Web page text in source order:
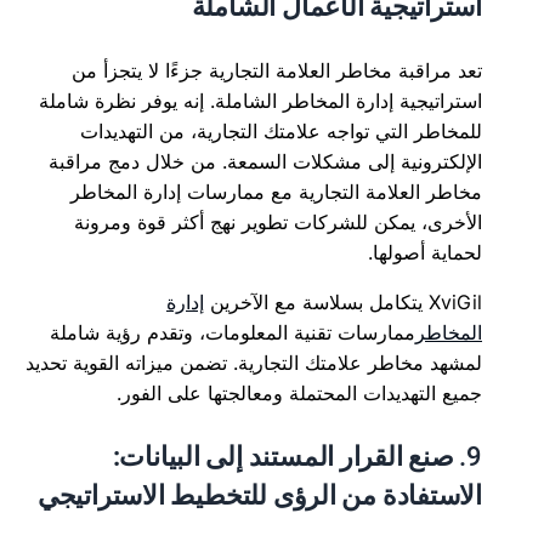
استراتيجية الأعمال الشاملة
تعد مراقبة مخاطر العلامة التجارية جزءًا لا يتجزأ من
استراتيجية إدارة المخاطر الشاملة. إنه يوفر نظرة شاملة
للمخاطر التي تواجه علامتك التجارية، من التهديدات
الإلكترونية إلى مشكلات السمعة. من خلال دمج مراقبة
مخاطر العلامة التجارية مع ممارسات إدارة المخاطر
الأخرى، يمكن للشركات تطوير نهج أكثر قوة ومرونة
لحماية أصولها.
XviGil يتكامل بسلاسة مع الآخرين
إدارة
المخاطر ممارسات تقنية المعلومات، وتقدم رؤية شاملة
لمشهد مخاطر علامتك التجارية. تضمن ميزاته القوية تحديد
جميع التهديدات المحتملة ومعالجتها على الفور.
9. صنع القرار المستند إلى البيانات:
الاستفادة من الرؤى للتخطيط الاستراتيجي